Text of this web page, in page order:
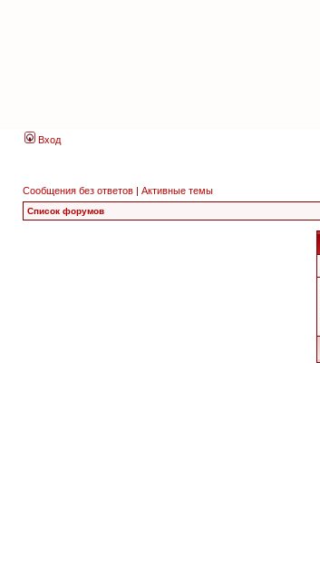
Вход
Сообщения без ответов | Активные темы
Список форумов